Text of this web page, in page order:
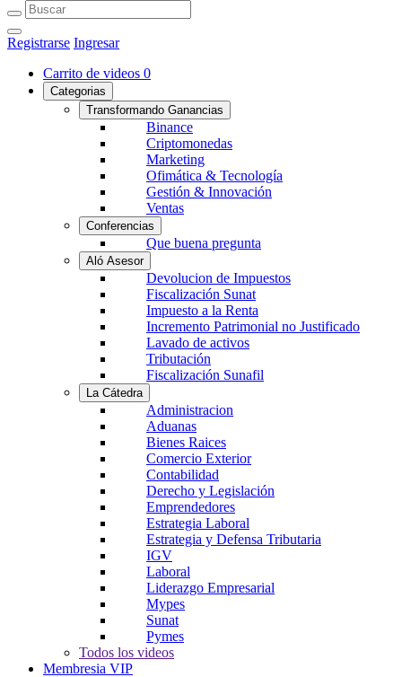
Registrarse Ingresar
Carrito de videos 0
Categorias
Transformando Ganancias
Binance
Criptomonedas
Marketing
Ofimática & Tecnología
Gestión & Innovación
Ventas
Conferencias
Que buena pregunta
Aló Asesor
Devolucion de Impuestos
Fiscalización Sunat
Impuesto a la Renta
Incremento Patrimonial no Justificado
Lavado de activos
Tributación
Fiscalización Sunafil
La Cátedra
Administracion
Aduanas
Bienes Raices
Comercio Exterior
Contabilidad
Derecho y Legislación
Emprendedores
Estrategia Laboral
Estrategia y Defensa Tributaria
IGV
Laboral
Liderazgo Empresarial
Mypes
Sunat
Pymes
Todos los videos
Membresia VIP